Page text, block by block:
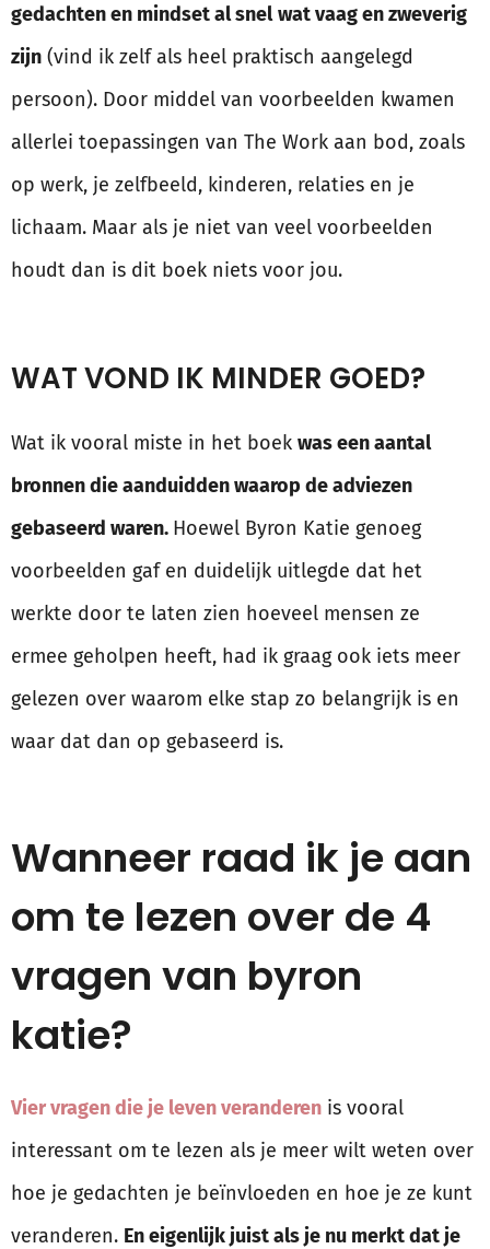
gedachten en mindset al snel wat vaag en zweverig
zijn (vind ik zelf als heel praktisch aangelegd
persoon). Door middel van voorbeelden kwamen
allerlei toepassingen van The Work aan bod, zoals
op werk, je zelfbeeld, kinderen, relaties en je
lichaam. Maar als je niet van veel voorbeelden
houdt dan is dit boek niets voor jou.
WAT VOND IK MINDER GOED?
Wat ik vooral miste in het boek was een aantal
bronnen die aanduidden waarop de adviezen
gebaseerd waren. Hoewel Byron Katie genoeg
voorbeelden gaf en duidelijk uitlegde dat het
werkte door te laten zien hoeveel mensen ze
ermee geholpen heeft, had ik graag ook iets meer
gelezen over waarom elke stap zo belangrijk is en
waar dat dan op gebaseerd is.
Wanneer raad ik je aan
om te lezen over de 4
vragen van byron
katie?
Vier vragen die je leven veranderen is vooral
interessant om te lezen als je meer wilt weten over
hoe je gedachten je beïnvloeden en hoe je ze kunt
veranderen. En eigenlijk juist als je nu merkt dat je